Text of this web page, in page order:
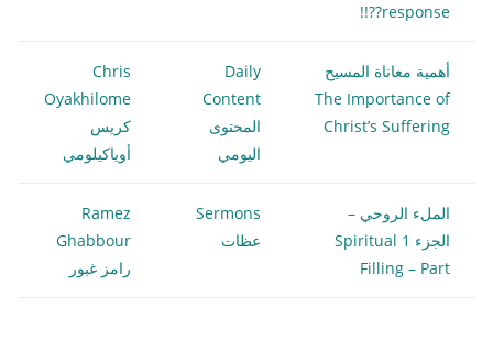
response??!!
أهمية معاناة المسيح
The Importance of
Christ’s Suffering
Daily
Content
المحتوى
اليومي
Chris
Oyakhilome
كريس
أوياكيلومي
الملء الروحي –
الجزء 1 Spiritual
Filling – Part
Sermons
عظات
Ramez
Ghabbour
رامز غبور